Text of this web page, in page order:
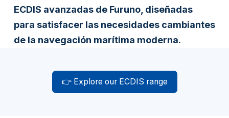
ECDIS avanzadas de Furuno, diseñadas
para satisfacer las necesidades cambiantes
de la navegación marítima moderna.
👉 Explore our ECDIS range